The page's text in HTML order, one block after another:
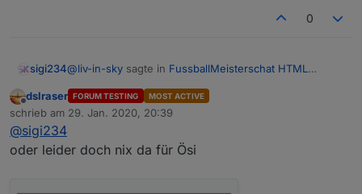
0
sigi234@liv-in-sky sagte in FussballMeisterschat HTML
wenn du die daten hast
Welche brauchst du als was?
Offline
dslraser FORUM TESTING MOST ACTIVE
schrieb am 29. Jan. 2020, 20:39
zuletzt editiert von
@sigi234
oder leider doch nix da für Ösi